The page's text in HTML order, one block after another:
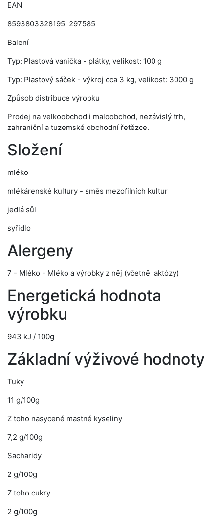
EAN
8593803328195, 297585
Balení
Typ: Plastová vanička - plátky, velikost: 100 g
Typ: Plastový sáček - výkroj cca 3 kg, velikost: 3000 g
Způsob distribuce výrobku
Prodej na velkoobchod i maloobchod, nezávislý trh,
zahraniční a tuzemské obchodní řetězce.
Složení
mléko
mlékárenské kultury - směs mezofilních kultur
jedlá sůl
syřidlo
Alergeny
7 - Mléko - Mléko a výrobky z něj (včetně laktózy)
Energetická hodnota
výrobku
943 kJ / 100g
Základní výživové hodnoty
Tuky
11 g/100g
Z toho nasycené mastné kyseliny
7,2 g/100g
Sacharidy
2 g/100g
Z toho cukry
2 g/100g